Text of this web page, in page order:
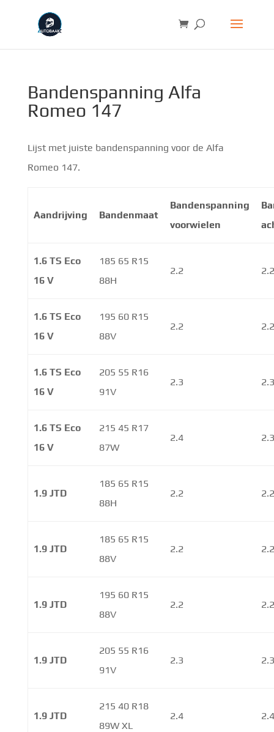
Bandenspanning Alfa
Romeo 147
Lijst met juiste bandenspanning voor de Alfa
Romeo 147.
Aandrijving Bandenmaat
Bandenspanning
voorwielen
1.6 TS Eco
16 V
185 65 R15
88H
2.2
1.6 TS Eco
16 V
195 60 R15
88V
2.2
1.6 TS Eco
16 V
205 55 R16
91V
2.3
1.6 TS Eco
16 V
215 45 R17
87W
2.4
1.9 JTD
185 65 R15
88H
2.2
1.9 JTD
185 65 R15
88V
2.2
1.9 JTD
195 60 R15
88V
2.2
1.9 JTD
205 55 R16
91V
2.3
1.9 JTD
215 40 R18
89W XL
2.4